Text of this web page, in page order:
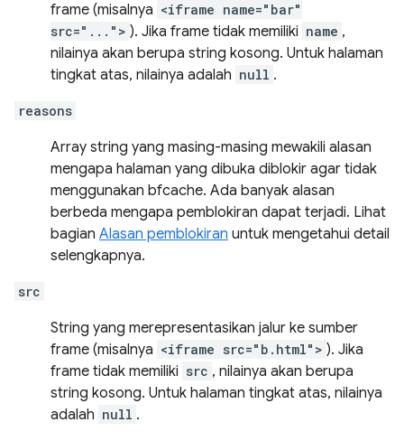
frame (misalnya <iframe name="bar"
src="..."> ). Jika frame tidak memiliki name ,
nilainya akan berupa string kosong. Untuk halaman
tingkat atas, nilainya adalah null .
reasons
Array string yang masing-masing mewakili alasan
mengapa halaman yang dibuka diblokir agar tidak
menggunakan bfcache. Ada banyak alasan
berbeda mengapa pemblokiran dapat terjadi. Lihat
bagian Alasan pemblokiran untuk mengetahui detail
selengkapnya.
src
String yang merepresentasikan jalur ke sumber
frame (misalnya <iframe src="b.html"> ). Jika
frame tidak memiliki src , nilainya akan berupa
string kosong. Untuk halaman tingkat atas, nilainya
adalah null .